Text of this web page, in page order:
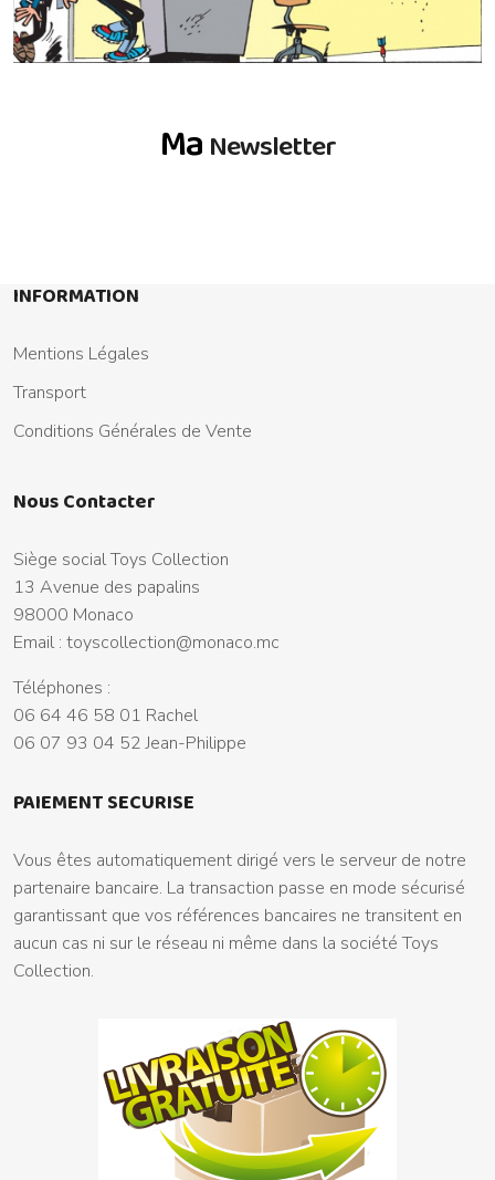
Ma Newsletter
INFORMATION
Mentions Légales
Transport
Conditions Générales de Vente
Nous Contacter
Siège social Toys Collection
13 Avenue des papalins
98000 Monaco
Email : toyscollection@monaco.mc
Téléphones :
06 64 46 58 01 Rachel
06 07 93 04 52 Jean-Philippe
PAIEMENT SECURISE
Vous êtes automatiquement dirigé vers le serveur de notre
partenaire bancaire. La transaction passe en mode sécurisé
garantissant que vos références bancaires ne transitent en
aucun cas ni sur le réseau ni même dans la société Toys
Collection.